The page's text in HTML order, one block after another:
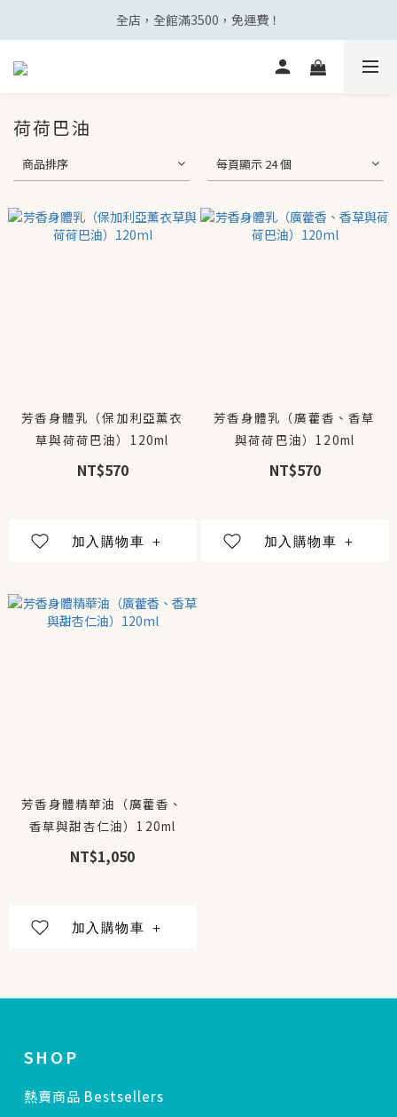
全店，全館滿3500，免運費！
荷荷巴油
商品排序 每頁顯示 24 個
芳香身體乳（保加利亞薰衣
草與荷荷巴油）120ml
NT$570
芳香身體乳（廣藿香、香草
與荷荷巴油）120ml
NT$570
芳香身體精華油（廣藿香、
香草與甜杏仁油）120ml
NT$1,050
SHOP
熱賣商品 Bestsellers